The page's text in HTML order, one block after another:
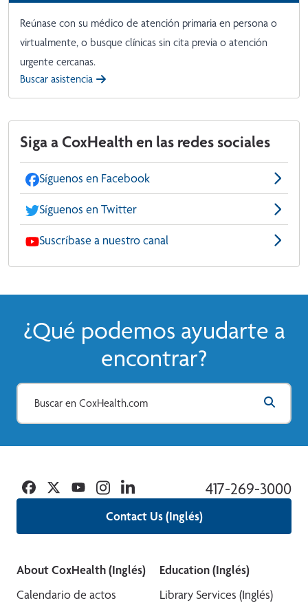
Reúnase con su médico de atención primaria en persona o
virtualmente, o busque clínicas sin cita previa o atención
urgente cercanas.
Buscar asistencia
Siga a CoxHealth en las redes sociales
Síguenos en Facebook
Síguenos en Twitter
Suscríbase a nuestro canal
¿Qué podemos ayudarte a
encontrar?
Contact Us (Inglés)
417-269-3000
Facebook
TwitterYouTubeInstagramLinkedin
About CoxHealth (Inglés)
Calendario de actos
Education (Inglés)
Library Services (Inglés)